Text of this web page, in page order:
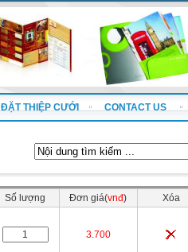
ĐẶT THIỆP CƯỚI CONTACT US
Số lượng Đơn giá(vnđ) Xóa
3.700